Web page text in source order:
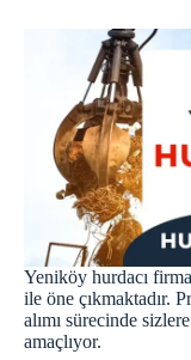
Yeniköy hurdacı
ile öne çıkmaktadır.
alımı sürecinde
amaçlıyor.